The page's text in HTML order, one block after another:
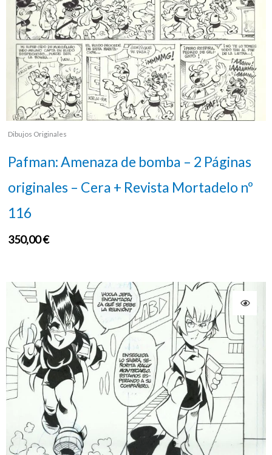
Dibujos Originales
Pafman: Amenaza de bomba – 2 Páginas
originales – Cera + Revista Mortadelo nº
116
350,00€